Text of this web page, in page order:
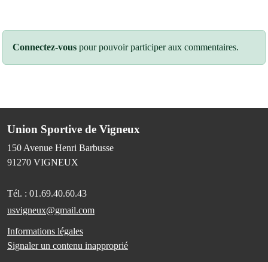
Connectez-vous pour pouvoir participer aux commentaires.
Union Sportive de Vigneux
150 Avenue Henri Barbusse
91270 VIGNEUX
Tél. : 01.69.40.60.43
usvigneux@gmail.com
Informations légales
Signaler un contenu inapproprié